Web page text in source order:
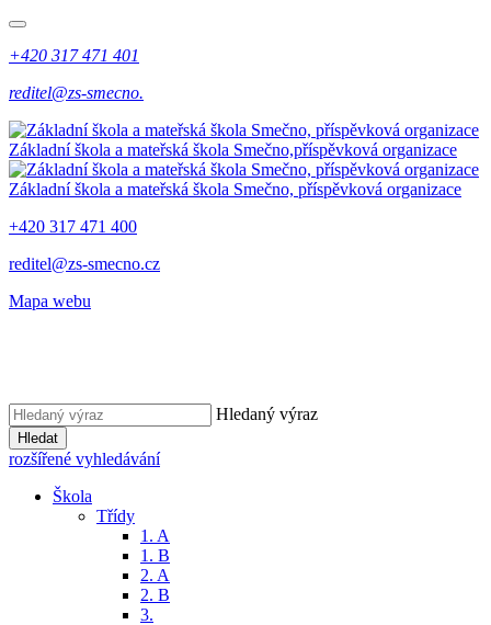
+420 317 471 401
reditel@zs-smecno.
Základní škola a mateřská škola Smečno,příspěvková organizace
Základní škola a mateřská škola Smečno, příspěvková organizace
+420 317 471 400
reditel@zs-smecno.cz
Mapa webu
Hledaný výraz
Hledat
rozšířené vyhledávání
Škola
Třídy
1. A
1. B
2. A
2. B
3.